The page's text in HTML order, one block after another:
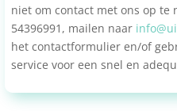
niet om contact met ons op te
54396991, mailen naar
het contactformulier en/of
service voor een snel en